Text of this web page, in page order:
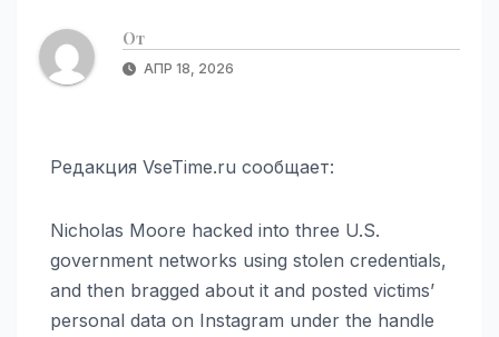
От
АПР 18, 2026
Редакция VseTime.ru сообщает:
Nicholas Moore hacked into three U.S.
government networks using stolen credentials,
and then bragged about it and posted victims’
personal data on Instagram under the handle